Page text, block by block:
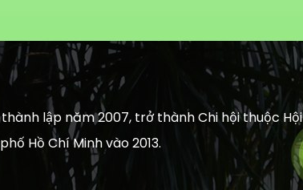
lập năm 2007, trở thành Chi hội thuộc Hội
Hồ Chí Minh vào 2013.